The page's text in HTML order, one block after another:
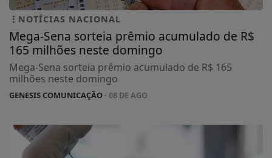
NOTÍCIAS NACIONAL
Mega-Sena sorteia prêmio acumulado de R$
165 milhões neste domingo
Mega-Sena sorteia prêmio acumulado de R$ 165
milhões neste domingo
GENESIS COMUNICAÇÃO- 08 DE AGO